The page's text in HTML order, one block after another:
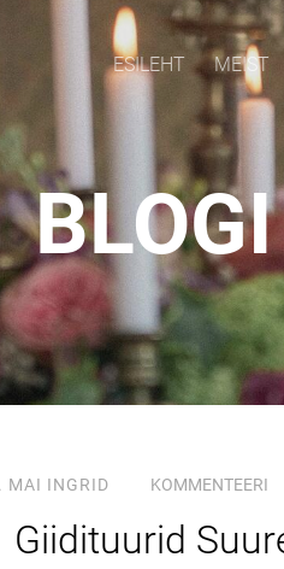
ESILEHT MEIST
MAI INGRID KOMMENTEERI
Giidituurid